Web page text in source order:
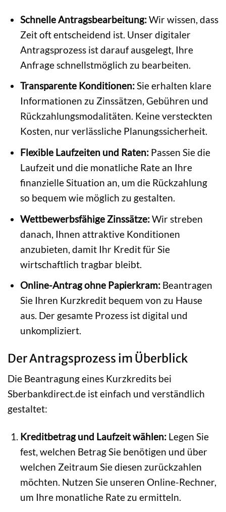
Schnelle Antragsbearbeitung:Wir wissen, dass
Zeit oft entscheidend ist. Unser digitaler
Antragsprozess ist darauf ausgelegt, Ihre
Anfrage schnellstmöglich zu bearbeiten.
Transparente Konditionen:Sie erhalten klare
Informationen zu Zinssätzen, Gebühren und
Rückzahlungsmodalitäten. Keine versteckten
Kosten, nur verlässliche Planungssicherheit.
Flexible Laufzeiten und Raten:Passen Sie die
Laufzeit und die monatliche Rate an Ihre
finanzielle Situation an, um die Rückzahlung
so bequem wie möglich zu gestalten.
Wettbewerbsfähige Zinssätze:Wir streben
danach, Ihnen attraktive Konditionen
anzubieten, damit Ihr Kredit für Sie
wirtschaftlich tragbar bleibt.
Online-Antrag ohne Papierkram:Beantragen
Sie Ihren Kurzkredit bequem von zu Hause
aus. Der gesamte Prozess ist digital und
unkompliziert.
Der Antragsprozess im Überblick
Die Beantragung eines Kurzkredits bei
Sberbankdirect.de ist einfach und verständlich
gestaltet:
Kreditbetrag und Laufzeit wählen:Legen Sie
fest, welchen Betrag Sie benötigen und über
welchen Zeitraum Sie diesen zurückzahlen
möchten. Nutzen Sie unseren Online-Rechner,
um Ihre monatliche Rate zu ermitteln.